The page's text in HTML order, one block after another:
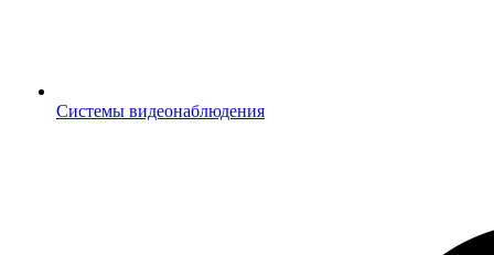
Системы видеонаблюдения